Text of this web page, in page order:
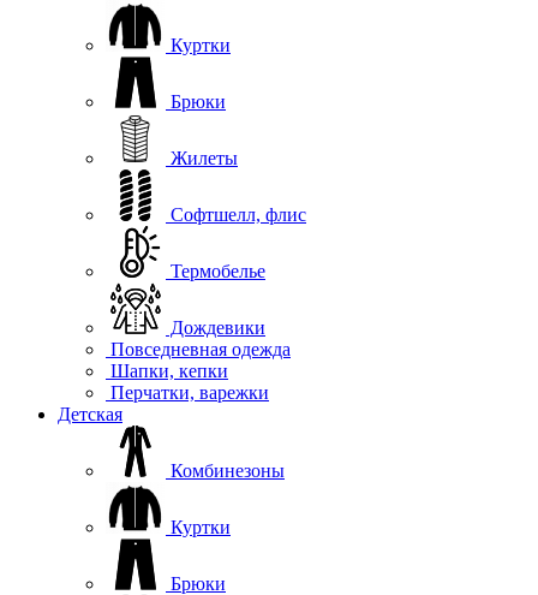
Куртки
Брюки
Жилеты
Софтшелл, флис
Термобелье
Дождевики
Повседневная одежда
Шапки, кепки
Перчатки, варежки
Детская
Комбинезоны
Куртки
Брюки